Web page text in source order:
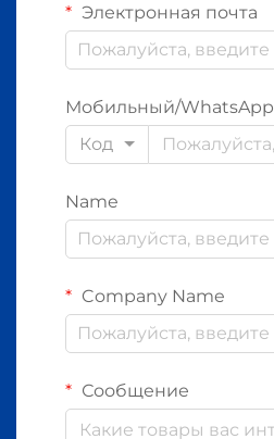
Электронная почта
Мобильный/WhatsApp
Код
Name
Company Name
Сообщение